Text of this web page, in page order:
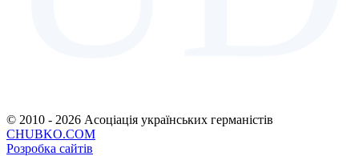
© 2010 - 2026 Асоціація українських германістів
CHUBKO.COM
Розробка сайтів